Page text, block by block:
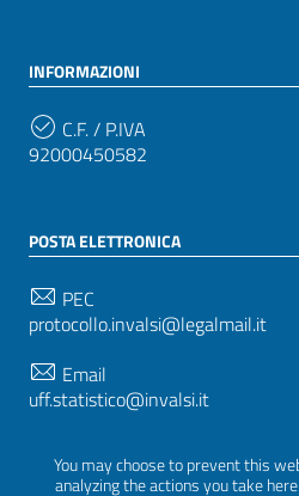
You may choose to prevent this
analyzing the actions you take
INFORMAZIONI
C.F. / P.IVA
92000450582
POSTA ELETTRONICA
PEC
protocollo.invalsi@legalmail.it
Email
uff.statistico@invalsi.it
restituzione.dati@invalsi.it